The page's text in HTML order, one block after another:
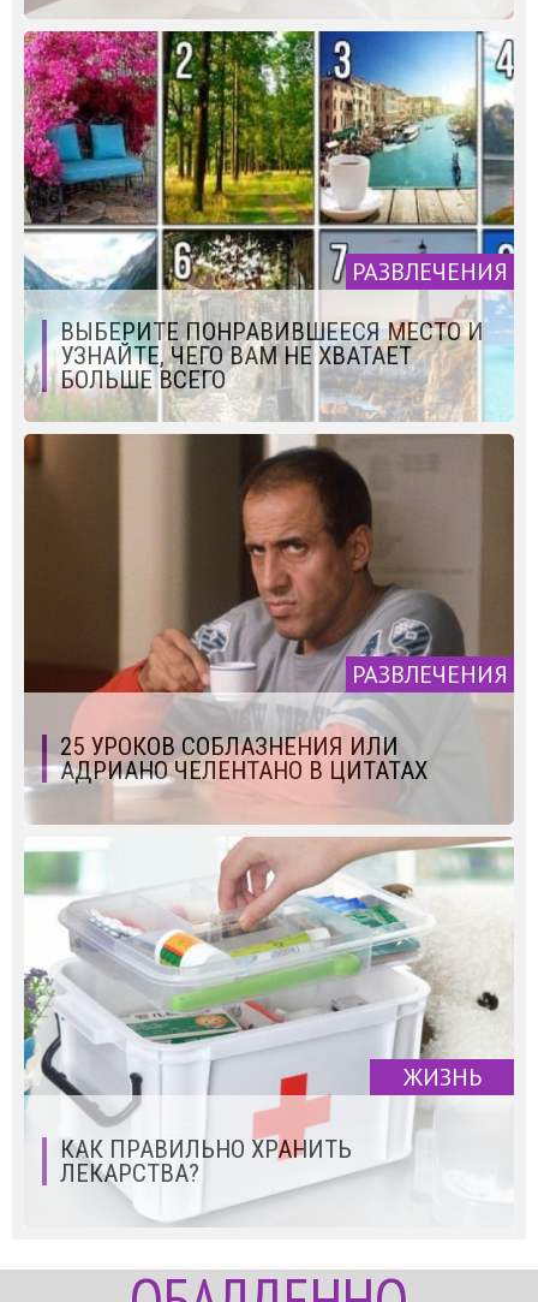
РАЗВЛЕЧЕНИЯ
ВЫБЕРИТЕ ПОНРАВИВШЕЕСЯ МЕСТО И
УЗНАЙТЕ, ЧЕГО ВАМ НЕ ХВАТАЕТ
БОЛЬШЕ ВСЕГО
РАЗВЛЕЧЕНИЯ
25 УРОКОВ СОБЛАЗНЕНИЯ ИЛИ
АДРИАНО ЧЕЛЕНТАНО В ЦИТАТАХ
ЖИЗНЬ
КАК ПРАВИЛЬНО ХРАНИТЬ
ЛЕКАРСТВА?